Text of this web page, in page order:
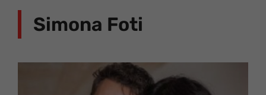
Simona Foti